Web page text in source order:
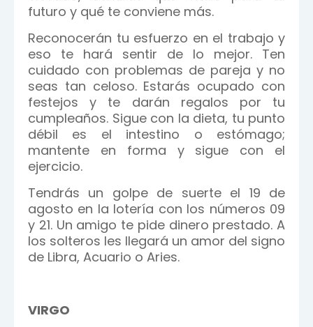
futuro y qué te conviene más.
Reconocerán tu esfuerzo en el trabajo y
eso te hará sentir de lo mejor. Ten
cuidado con problemas de pareja y no
seas tan celoso. Estarás ocupado con
festejos y te darán regalos por tu
cumpleaños. Sigue con la dieta, tu punto
débil es el intestino o estómago;
mantente en forma y sigue con el
ejercicio.
Tendrás un golpe de suerte el 19 de
agosto en la lotería con los números 09
y 21. Un amigo te pide dinero prestado. A
los solteros les llegará un amor del signo
de Libra, Acuario o Aries.
VIRGO